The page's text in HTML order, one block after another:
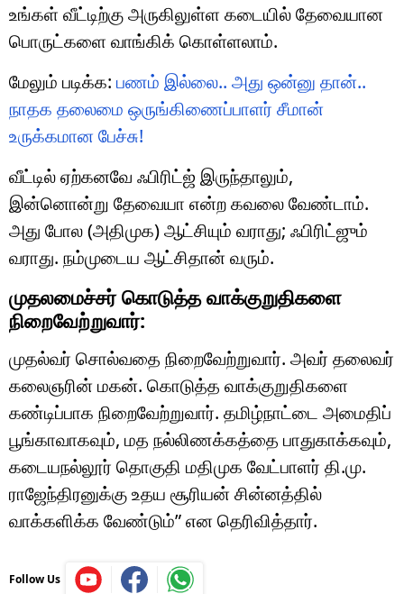
உங்கள் வீட்டிற்கு அருகிலுள்ள கடையில் தேவையான
பொருட்களை வாங்கிக் கொள்ளலாம்.
மேலும் படிக்க: பணம் இல்லை.. அது ஒன்னு தான்..
நாதக தலைமை ஒருங்கிணைப்பாளர் சீமான்
உருக்கமான பேச்சு!
வீட்டில் ஏற்கனவே ஃபிரிட்ஜ் இருந்தாலும்,
இன்னொன்று தேவையா என்ற கவலை வேண்டாம்.
அது போல (அதிமுக) ஆட்சியும் வராது; ஃபிரிட்ஜும்
வராது. நம்முடைய ஆட்சிதான் வரும்.
முதலமைச்சர் கொடுத்த வாக்குறுதிகளை
நிறைவேற்றுவார்:
முதல்வர் சொல்வதை நிறைவேற்றுவார். அவர் தலைவர்
கலைஞரின் மகன். கொடுத்த வாக்குறுதிகளை
கண்டிப்பாக நிறைவேற்றுவார். தமிழ்நாட்டை அமைதிப்
பூங்காவாகவும், மத நல்லிணக்கத்தை பாதுகாக்கவும்,
கடையநல்லூர் தொகுதி மதிமுக வேட்பாளர் தி.மு.
ராஜேந்திரனுக்கு உதய சூரியன் சின்னத்தில்
வாக்களிக்க வேண்டும்” என தெரிவித்தார்.
Follow Us